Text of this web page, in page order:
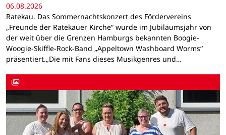
06.08.2026
Ratekau. Das Sommernachtskonzert des Fördervereins
„Freunde der Ratekauer Kirche“ wurde im Jubiläumsjahr von
der weit über die Grenzen Hamburgs bekannten Boogie-
Woogie-Skiffle-Rock-Band „Appeltown Washboard Worms“
präsentiert.„Die mit Fans dieses Musikgenres und…